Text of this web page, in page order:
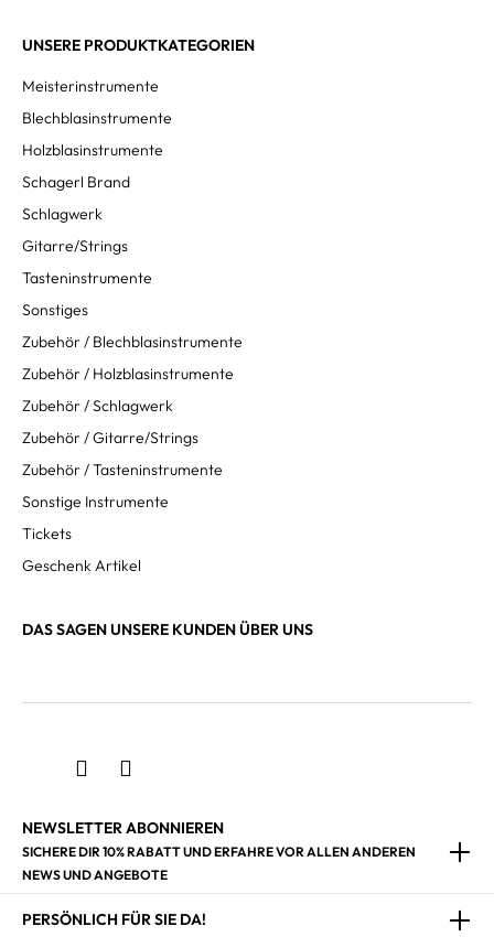
UNSERE PRODUKTKATEGORIEN
Meisterinstrumente
Blechblasinstrumente
Holzblasinstrumente
Schagerl Brand
Schlagwerk
Gitarre/Strings
Tasteninstrumente
Sonstiges
Zubehör / Blechblasinstrumente
Zubehör / Holzblasinstrumente
Zubehör / Schlagwerk
Zubehör / Gitarre/Strings
Zubehör / Tasteninstrumente
Sonstige Instrumente
Tickets
Geschenk Artikel
DAS SAGEN UNSERE KUNDEN ÜBER UNS
NEWSLETTER ABONNIEREN
SICHERE DIR 10% RABATT UND ERFAHRE VOR ALLEN ANDEREN
NEWS UND ANGEBOTE
PERSÖNLICH FÜR SIE DA!